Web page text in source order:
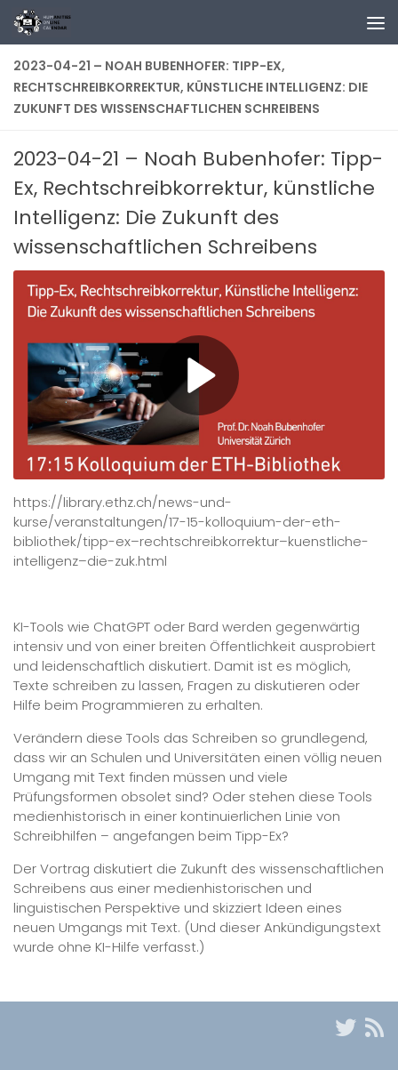
Zum Inhalt springen
2023-04-21 – NOAH BUBENHOFER: TIPP-EX,
RECHTSCHREIBKORREKTUR, KÜNSTLICHE INTELLIGENZ: DIE
ZUKUNFT DES WISSENSCHAFTLICHEN SCHREIBENS
2023-04-21 – Noah Bubenhofer: Tipp-
Ex, Rechtschreibkorrektur, künstliche
Intelligenz: Die Zukunft des
wissenschaftlichen Schreibens
https://library.ethz.ch/news-und-
kurse/veranstaltungen/17-15-kolloquium-der-eth-
bibliothek/tipp-ex–rechtschreibkorrektur–kuenstliche-
intelligenz–die-zuk.html
KI-​Tools wie ChatGPT oder Bard werden gegenwärtig
intensiv und von einer breiten Öffentlichkeit ausprobiert
und leidenschaftlich diskutiert. Damit ist es möglich,
Texte schreiben zu lassen, Fragen zu diskutieren oder
Hilfe beim Programmieren zu erhalten.
Verändern diese Tools das Schreiben so grundlegend,
dass wir an Schulen und Universitäten einen völlig neuen
Umgang mit Text finden müssen und viele
Prüfungsformen obsolet sind? Oder stehen diese Tools
medienhistorisch in einer kontinuierlichen Linie von
Schreibhilfen – angefangen beim Tipp-​Ex?
Der Vortrag diskutiert die Zukunft des wissenschaftlichen
Schreibens aus einer medienhistorischen und
linguistischen Perspektive und skizziert Ideen eines
neuen Umgangs mit Text. (Und dieser Ankündigungstext
wurde ohne KI-​Hilfe verfasst.)